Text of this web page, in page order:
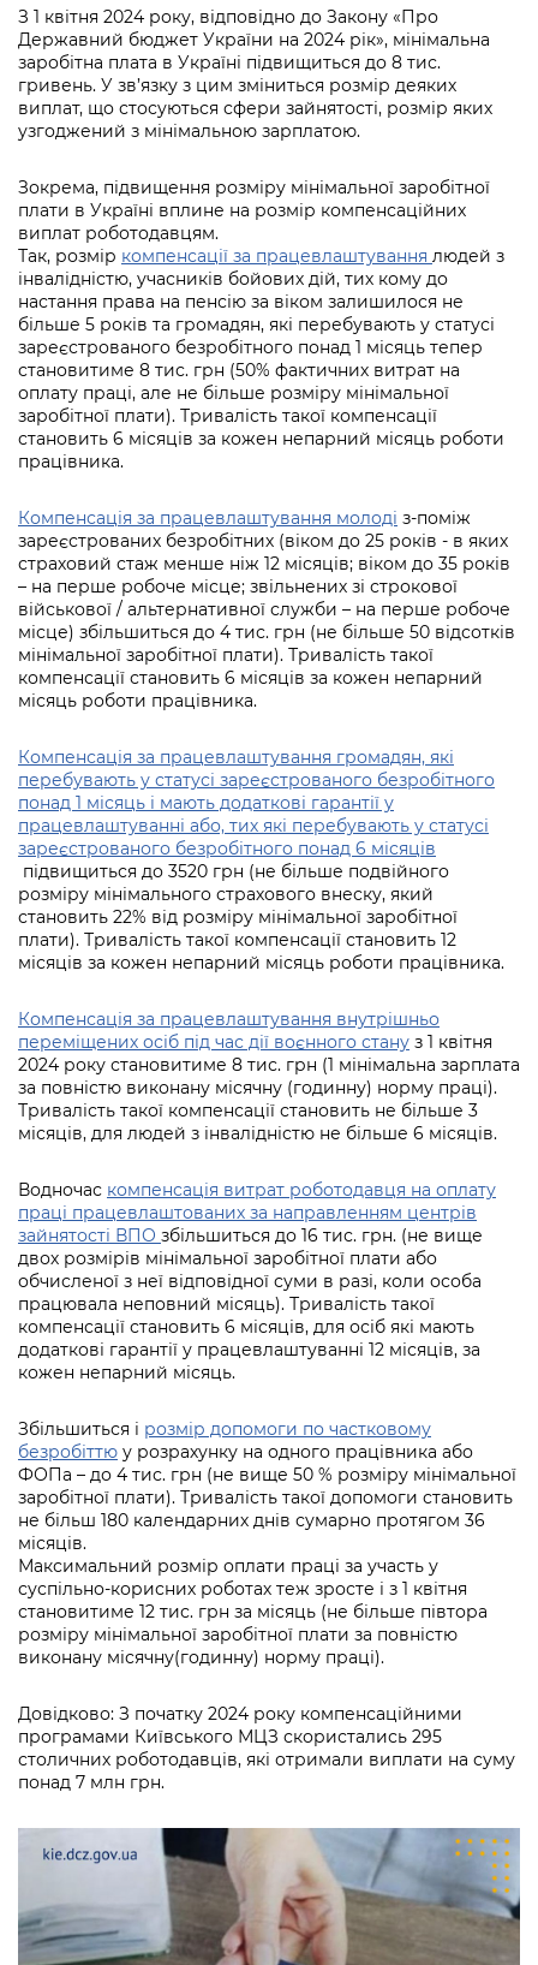
Рішення та розпорядження
Проєкти розпоряджень, що
перебувають на погодженні КМВА
Рішення Київради
Контактна інформація
Графік роботи та прийому громадян
Вакансії
Статистика
Звернення громадян
Регуляторна діяльність
Підприємства, установи, організації
Kyiv International Relations
Річні звіти
Гендерна політика
Безбар'єрність
Київська міська військова адміністрація
Освіта та навчальні заклади
Дороги, транспорт та парковки
Навколишнє середовище міста
Культура, спорт, дозвілля
Бізнес та ліцензування
Фінанси та бюджет
Безпека та правопорядок
Ритуальні послуги
Іноземцям / For foreigners
Пам'ятки культурної спадщини
Портал Захисників та Захисниць
Безбар'єрність
Портал послуг
Важливе під час воєнного стану
Громадська експертиза
Громадський бюджет
Консультації з громадськістю
Петиції
Відкритий бюджет
Контактний центр
Допомога учасникам АТО
Рада з питань внутрішньо переміщених
осіб при Київській міській військовій
«Ініціатива «Партнерство «Відкритий
Уряд» – місцевий рівень»
Важливе під час воєнного стану
Інформація з обмеженим доступом
Подати запит онлайн
інших актів
Нормативна база
Питання і відповіді про публічну
інформацію
Порядок оскарження рішень, дій чи
бездіяльності розпорядників інформації
Звіти про опрацювання запитів на
публічну інформацію
Інформація для споживачів
Про відкриті дані
Портал даних Києва
Публічні дашборди
Медіагалерея
Підписатися на новини та анонси від
КМДА / Subscribe to announcements
from the KCSA
Порядок акредитації медіа /
Accreditation process
Подати журналістський запит /
Submitting a media request
Зйомки в лікарнях в умовах воєнного
стану / Rules for media coverage of
hospitals at work under martial law
Контакти для медіа / Contacts for mass
media
Портал Послуг
З 1 квітня 2024 року, відповідно до Закону «Про
Державний бюджет України на 2024 рік», мінімальна
заробітна плата в Україні підвищиться до 8 тис.
гривень. У зв’язку з цим зміниться розмір деяких
виплат, що стосуються сфери зайнятості, розмір яких
узгоджений з мінімальною зарплатою.
Зокрема, підвищення розміру мінімальної заробітної
плати в Україні вплине на розмір компенсаційних
виплат роботодавцям.
Так, розмір компенсації за працевлаштування людей з
інвалідністю, учасників бойових дій, тих кому до
настання права на пенсію за віком залишилося не
більше 5 років та громадян, які перебувають у статусі
зареєстрованого безробітного понад 1 місяць тепер
становитиме 8 тис. грн (50% фактичних витрат на
оплату праці, але не більше розміру мінімальної
заробітної плати). Тривалість такої компенсації
становить 6 місяців за кожен непарний місяць роботи
працівника.
Компенсація за працевлаштування молоді з-поміж
зареєстрованих безробітних (віком до 25 років - в яких
страховий стаж менше ніж 12 місяців; віком до 35 років
– на перше робоче місце; звільнених зі строкової
військової / альтернативної служби – на перше робоче
місце) збільшиться до 4 тис. грн (не більше 50 відсотків
мінімальної заробітної плати). Тривалість такої
компенсації становить 6 місяців за кожен непарний
місяць роботи працівника.
Компенсація за працевлаштування громадян, які
перебувають у статусі зареєстрованого безробітного
понад 1 місяць і мають додаткові гарантії у
працевлаштуванні або, тих які перебувають у статусі
зареєстрованого безробітного понад 6 місяців
підвищиться до 3520 грн (не більше подвійного
розміру мінімального страхового внеску, який
становить 22% від розміру мінімальної заробітної
плати). Тривалість такої компенсації становить 12
місяців за кожен непарний місяць роботи працівника.
Компенсація за працевлаштування внутрішньо
переміщених осіб під час дії воєнного стану з 1 квітня
2024 року становитиме 8 тис. грн (1 мінімальна зарплата
за повністю виконану місячну (годинну) норму праці).
Тривалість такої компенсації становить не більше 3
місяців, для людей з інвалідністю не більше 6 місяців.
Водночас компенсація витрат роботодавця на оплату
праці працевлаштованих за направленням центрів
зайнятості ВПО збільшиться до 16 тис. грн. (не вище
двох розмірів мінімальної заробітної плати або
обчисленої з неї відповідної суми в разі, коли особа
працювала неповний місяць). Тривалість такої
компенсації становить 6 місяців, для осіб які мають
додаткові гарантії у працевлаштуванні 12 місяців, за
кожен непарний місяць.
Збільшиться і розмір допомоги по частковому
безробіттю у розрахунку на одного працівника або
ФОПа – до 4 тис. грн (не вище 50 % розміру мінімальної
заробітної плати). Тривалість такої допомоги становить
не більш 180 календарних днів сумарно протягом 36
місяців.
Максимальний розмір оплати праці за участь у
суспільно-корисних роботах теж зросте і з 1 квітня
становитиме 12 тис. грн за місяць (не більше півтора
розміру мінімальної заробітної плати за повністю
виконану місячну(годинну) норму праці).
Довідково: З початку 2024 року компенсаційними
програмами Київського МЦЗ скористались 295
столичних роботодавців, які отримали виплати на суму
понад 7 млн грн.